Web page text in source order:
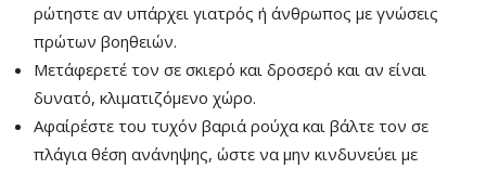
ρώτηστε αν υπάρχει γιατρός ή άνθρωπος με γνώσεις
πρώτων βοηθειών.
Μετάφερετέ τον σε σκιερό και δροσερό και αν είναι
δυνατό, κλιματιζόμενο χώρο.
Αφαίρέστε του τυχόν βαριά ρούχα και βάλτε τον σε
πλάγια θέση ανάνηψης, ώστε να μην κινδυνεύει με